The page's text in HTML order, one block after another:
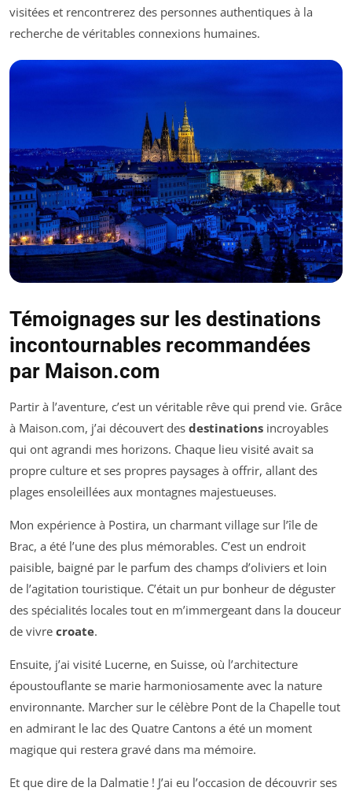
visitées et rencontrerez des personnes authentiques à la
recherche de véritables connexions humaines.
Témoignages sur les destinations
incontournables recommandées
par Maison.com
Partir à l’aventure, c’est un véritable rêve qui prend vie. Grâce
à Maison.com, j’ai découvert des destinations incroyables
qui ont agrandi mes horizons. Chaque lieu visité avait sa
propre culture et ses propres paysages à offrir, allant des
plages ensoleillées aux montagnes majestueuses.
Mon expérience à Postira, un charmant village sur l’île de
Brac, a été l’une des plus mémorables. C’est un endroit
paisible, baigné par le parfum des champs d’oliviers et loin
de l’agitation touristique. C’était un pur bonheur de déguster
des spécialités locales tout en m’immergeant dans la douceur
de vivre croate.
Ensuite, j’ai visité Lucerne, en Suisse, où l’architecture
époustouflante se marie harmoniosamente avec la nature
environnante. Marcher sur le célèbre Pont de la Chapelle tout
en admirant le lac des Quatre Cantons a été un moment
magique qui restera gravé dans ma mémoire.
Et que dire de la Dalmatie ! J’ai eu l’occasion de découvrir ses